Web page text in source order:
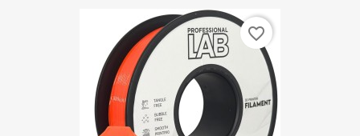
favorite_border